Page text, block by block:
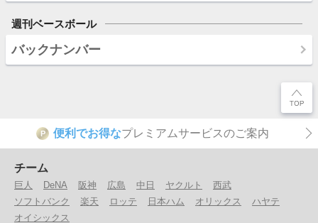
週刊ベースボール
バックナンバー
P 便利でお得なプレミアムサービスのご案内
チーム
巨人 DeNA 阪神 広島 中日 ヤクルト
西武
ソフトバンク
楽天 ロッテ 日本ハム オリックス
ハヤテ
オイシックス